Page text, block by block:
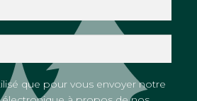
que pour vous envoyer notre